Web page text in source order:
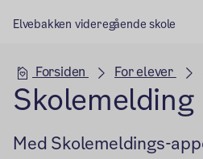
Elvebakken videregående skole
Hovedseksjon
Forsiden For elever
Skolemelding
Med Skolemeldings-